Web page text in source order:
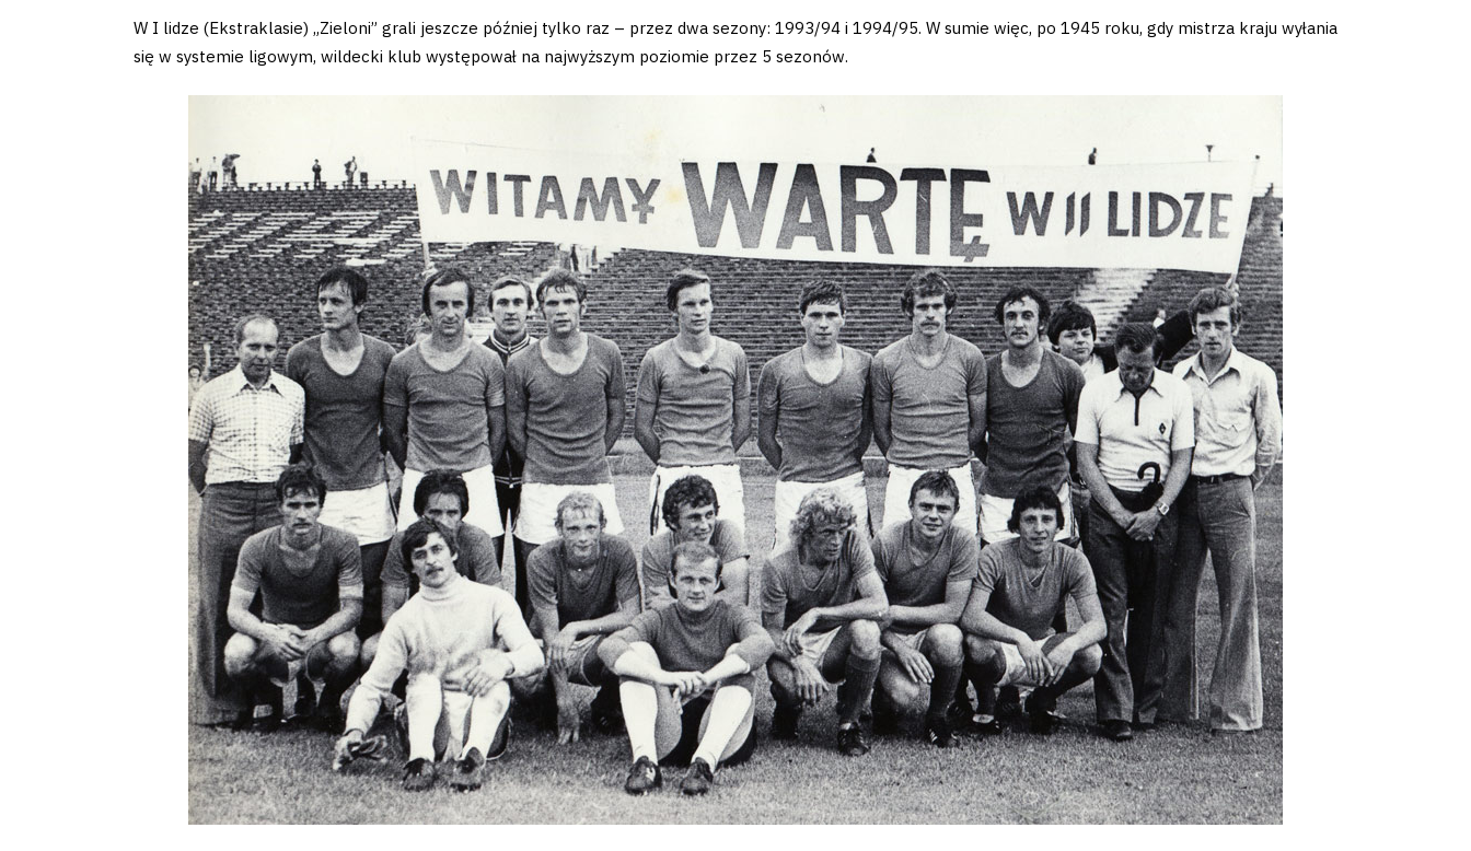
W I lidze (Ekstraklasie) „Zieloni” grali jeszcze później tylko raz – przez dwa sezony: 1993/94 i 1994/95. W sumie więc, po 1945 roku, gdy mistrza kraju wyłania
się w systemie ligowym, wildecki klub występował na najwyższym poziomie przez 5 sezonów.